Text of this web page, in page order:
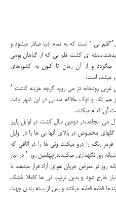
یکی از ثروتهای بالقوه زمینهای حاصلخیز دزفول٬”قلم نی ” است که به تمام دنیا صادر میشود و
ی کشت قلم نی که از گیاهان بومی
بر میگردد و از آن زمان تا کنون به کشورهای
نوع”وحشی” و “خودروی” این گیاه در کناره های غربی رودخانه دز می روید گرچه هزینه کاشت ٬
هم تک و توک علاقه مندانی در این شهر یافت
آن اقدام میکنند.
انجامد.در دومین سال کشت در اوایل پاییز
گلهای مخصوص در بالای آنها نی ها را در اوایل
میکنند٬بعد شاخه های قرمز رنگ را درو میکنند ونی ها را در اتاقی که
هیچگونه روزنه ای به بیرون ندارد به مدت چهل شبانه روز نگهداری میکنند.درچهلمین روز ٬ در انبار
روز در معرض جریان هوای آزاد قرار میدهند تا
خارج شود و بدین ترتیب نی ها کاملا خشک
قطعه قطعه میکنند و پس از بسته بندی جهت